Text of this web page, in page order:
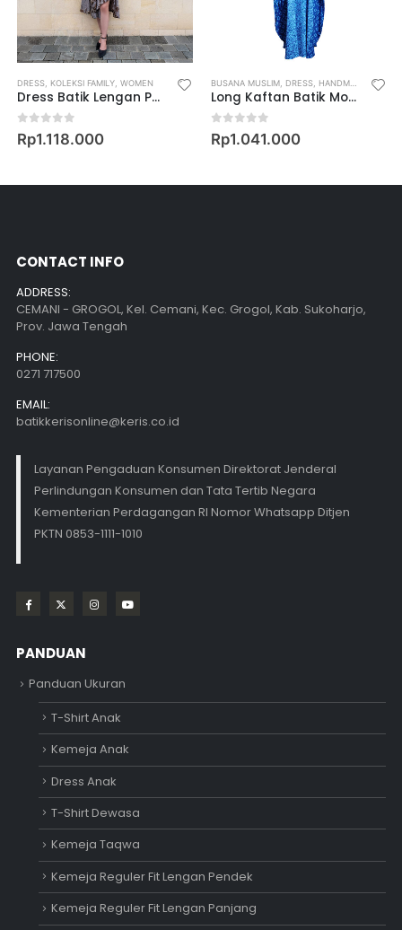
DRESS, KOLEKSI FAMILY, WOMEN
Dress Batik Lengan Pendek Motif Keris Ajeng Kinasih
0out of 5
Rp1.118.000
BUSANA MUSLIM, DRESS, HANDMADE COLLECTION
Long Kaftan Batik Motif Kitiran
0out of 5
Rp1.041.000
CONTACT INFO
ADDRESS:
CEMANI - GROGOL, Kel. Cemani, Kec. Grogol, Kab. Sukoharjo,
Prov. Jawa Tengah
PHONE:
0271 717500
EMAIL:
batikkerisonline@keris.co.id
Layanan Pengaduan Konsumen Direktorat Jenderal
Perlindungan Konsumen dan Tata Tertib Negara
Kementerian Perdagangan RI Nomor Whatsapp Ditjen
PKTN 0853-1111-1010
PANDUAN
Panduan Ukuran
T-Shirt Anak
Kemeja Anak
Dress Anak
T-Shirt Dewasa
Kemeja Taqwa
Kemeja Reguler Fit Lengan Pendek
Kemeja Reguler Fit Lengan Panjang